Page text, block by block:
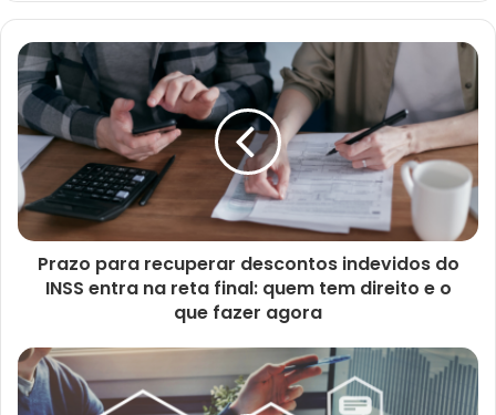
b
s
i
t
e
Prazo para recuperar descontos indevidos do
INSS entra na reta final: quem tem direito e o
que fazer agora